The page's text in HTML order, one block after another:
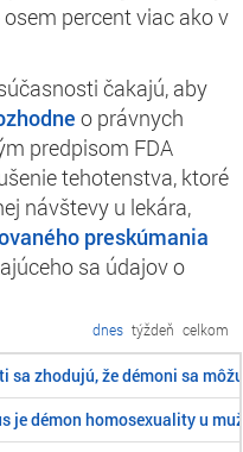
percent viac ako v
čakajú, aby
o právnych
predpisom FDA
tehotenstva, ktoré
návštevy u lekára,
preskúmania
sa údajov o
dnes týždeň celkom
sa zhodujú, že démoni sa
je démon homosexuality u